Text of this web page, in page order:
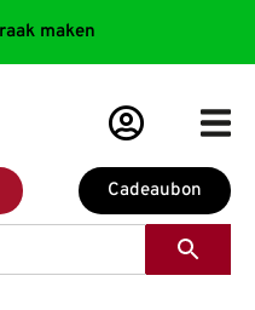
maken
Cadeaubon